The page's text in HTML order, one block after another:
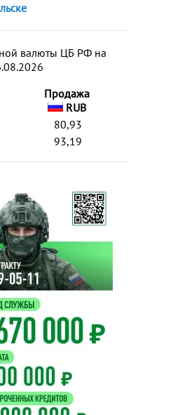
валюты ЦБ РФ на
Продажа
RUB
80,93
93,19